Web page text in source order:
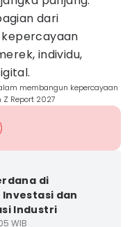
dari
individu,
membangun kepercayaan
Report 2027
di
dan
Industri
WIB